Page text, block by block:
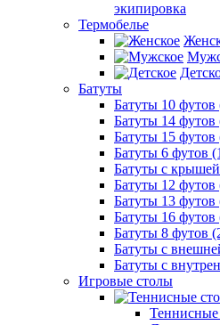
экипировка
Термобелье
Батуты
Батуты 10 футов
Батуты 14 футов
Батуты 15 футов
Батуты 6 футов
Батуты с крышей
Батуты 12 футов
Батуты 13 футов
Батуты 16 футов
Батуты 8 футов
Батуты с
Батуты с
Игровые столы